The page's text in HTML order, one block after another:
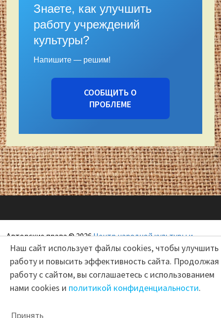
Знаете, как улучшить
работу учреждений
культуры?
Напишите — решим!
СООБЩИТЬ О
ПРОБЛЕМЕ
Авторские права © 2026Центр народной культуры и
художественных ремесел "Сокольский"
Наш сайт использует файлы cookies, чтобы улучшить
работу и повысить эффективность сайта. Продолжая
работу с сайтом, вы соглашаетесь с использованием
нами cookies и политикой конфиденциальности.
Принять